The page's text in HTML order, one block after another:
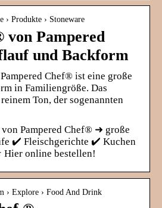
› Produkte › Stoneware
Pampered
und Backform
Chef® ist eine große
in Familiengröße. Das
Ton, der sogenannten
Pampered Chef® ➜ große
✔️ Fleischgerichte ✔️ Kuchen
Hier online bestellen!
› Explore › Food And Drink